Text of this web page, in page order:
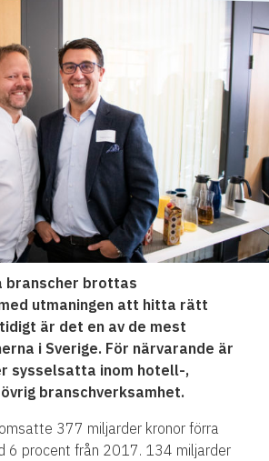
branscher brottas
utmaningen att hitta rätt
är det en av de mest
i Sverige. För närvarande är
sysselsatta inom hotell-,
branschverksamhet.
377 miljarder kronor förra
6 procent från 2017. 134 miljarder